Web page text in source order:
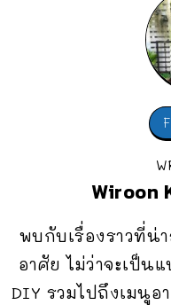
Wiroon
พบกับเรื่องราวที่น่
อาศัย ไม่ว่าจะเป็น
DIY รวมไปถึงเมนู